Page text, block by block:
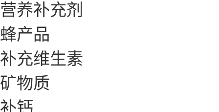
营养补充剂
蜂产品
补充维生素
矿物质
补钙